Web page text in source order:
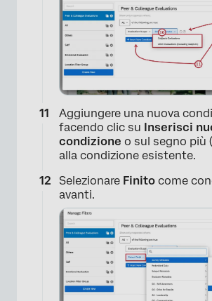
Aggiungere una nuova
facendo clic su Inserisci
condizione o sul segno più (
alla condizione esistente.
Selezionare Finito come
avanti.